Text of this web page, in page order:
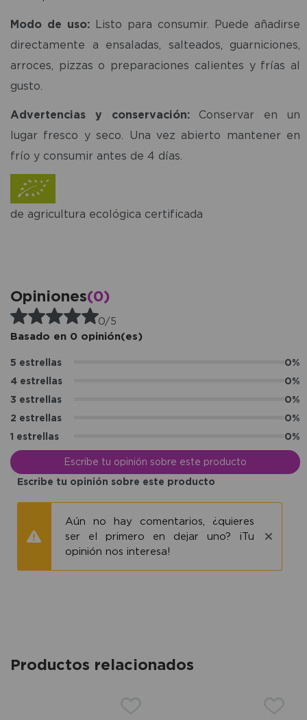
Modo de uso: Listo para consumir. Puede añadirse
directamente a ensaladas, salteados, guarniciones,
arroces, pizzas o preparaciones calientes y frías al
gusto.
Advertencias y conservación:Conservar en un
lugar fresco y seco. Una vez abierto mantener en
frío y consumir antes de 4 días.
de agricultura ecológica certificada
Opiniones(0)
0/5
Basado en 0 opinión(es)
5 estrellas
0%
4 estrellas
0%
3 estrellas
0%
2 estrellas
0%
1 estrellas
0%
Escribe tu opinión sobre este producto
Escribe tu opinión sobre este producto
Aún no hay comentarios, ¿quieres
ser el primero en dejar uno? ¡Tu
opinión nos interesa!
Productos relacionados